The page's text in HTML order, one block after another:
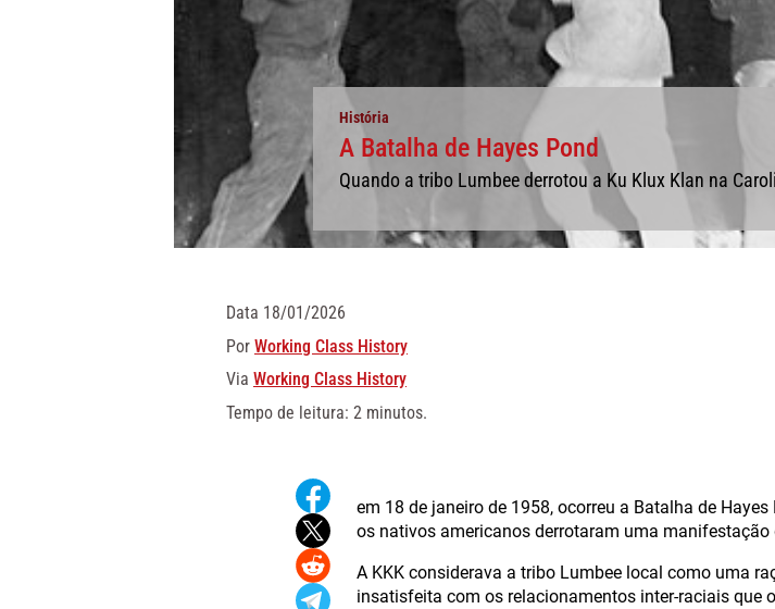
História
A Batalha de Hayes Pond
Quando a tribo Lumbee derrotou a Ku Klux Klan na
Data 18/01/2026
Por Working Class History
Via Working Class History
Tempo de leitura: 2 minutos.
em 18 de janeiro de 1958, ocorreu a Batalha de
os nativos americanos derrotaram uma manifestação
A KKK considerava a tribo Lumbee local como uma
insatisfeita com os relacionamentos inter-raciais que